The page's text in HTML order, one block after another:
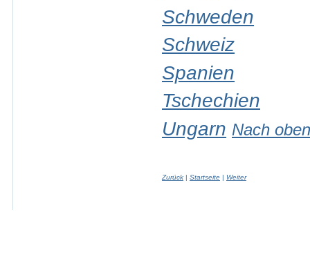
Schweden
Schweiz
Spanien
Tschechien
Ungarn Nach oben
Zurück | Startseite | Weiter